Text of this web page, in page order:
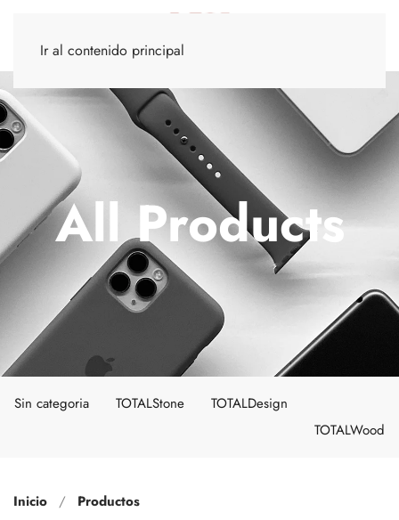
Ir al contenido principal
All Products
Sin categoria TOTALStone
TOTALDesign
TOTALWood
Inicio Productos